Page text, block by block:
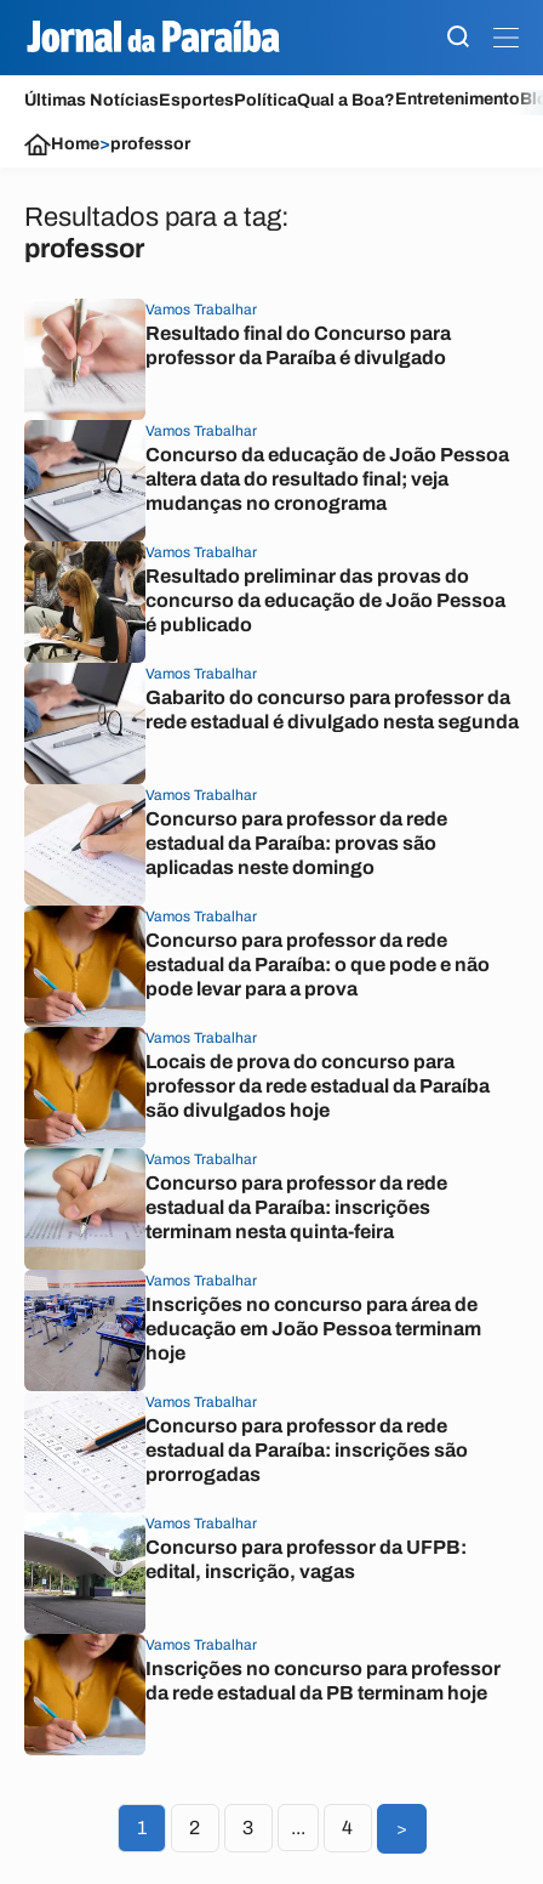
Últimas NotíciasEsportesPolíticaQual a Boa?Entretenimento
Home>professor
Resultados para a tag:
professor
Vamos Trabalhar
Resultado final do Concurso para
professor da Paraíba é divulgado
Vamos Trabalhar
Concurso da educação de João Pessoa
altera data do resultado final; veja
mudanças no cronograma
Vamos Trabalhar
Resultado preliminar das provas do
concurso da educação de João Pessoa
é publicado
Vamos Trabalhar
Gabarito do concurso para professor da
rede estadual é divulgado nesta segunda
Vamos Trabalhar
Concurso para professor da rede
estadual da Paraíba: provas são
aplicadas neste domingo
Vamos Trabalhar
Concurso para professor da rede
estadual da Paraíba: o que pode e não
pode levar para a prova
Vamos Trabalhar
Locais de prova do concurso para
professor da rede estadual da Paraíba
são divulgados hoje
Vamos Trabalhar
Concurso para professor da rede
estadual da Paraíba: inscrições
terminam nesta quinta-feira
Vamos Trabalhar
Inscrições no concurso para área de
educação em João Pessoa terminam
hoje
Vamos Trabalhar
Concurso para professor da rede
estadual da Paraíba: inscrições são
prorrogadas
Vamos Trabalhar
Concurso para professor da UFPB:
edital, inscrição, vagas
Vamos Trabalhar
Inscrições no concurso para professor
da rede estadual da PB terminam hoje
1 2 3 ... 4 >